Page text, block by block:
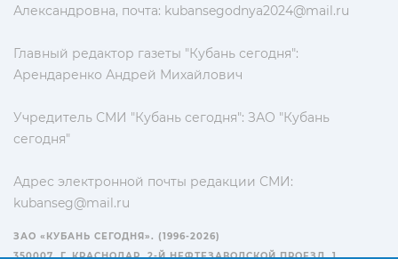
Александровна, почта: kubansegodnya2024@mail.ru
Главный редактор газеты "Кубань сегодня":
Арендаренко Андрей Михайлович
Учредитель СМИ "Кубань сегодня": ЗАО "Кубань
сегодня"
Адрес электронной почты редакции СМИ:
kubanseg@mail.ru
ЗАО «КУБАНЬ СЕГОДНЯ». (1996-2026)
350007, Г. КРАСНОДАР, 2-Й НЕФТЕЗАВОДСКОЙ ПРОЕЗД, 1